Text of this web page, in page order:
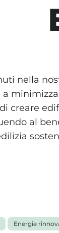
nella
a
creare
al
Energie